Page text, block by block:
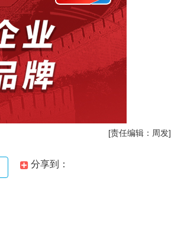
[责任编辑：周发]
分享到：